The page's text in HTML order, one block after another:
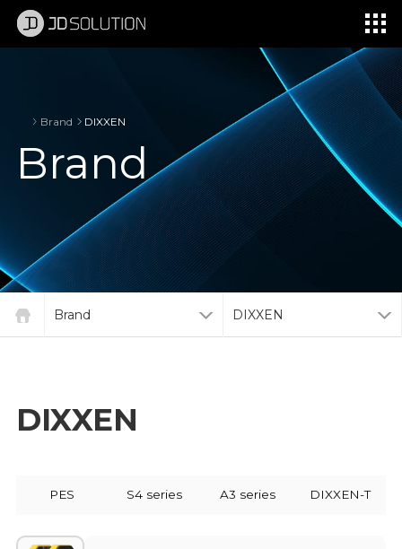
Brand DIXXEN
Brand
Brand DIXXEN
DIXXEN
PES S4 series A3 series DIXXEN-T